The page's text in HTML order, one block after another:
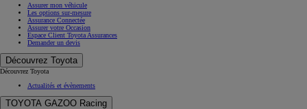
Assurer mon véhicule
Les options sur-mesure
Assurance Connectée
Assurer votre Occasion
Espace Client Toyota Assurances
Demander un devis
Découvrez Toyota
Découvrez Toyota
Actualités et évènements
TOYOTA GAZOO Racing